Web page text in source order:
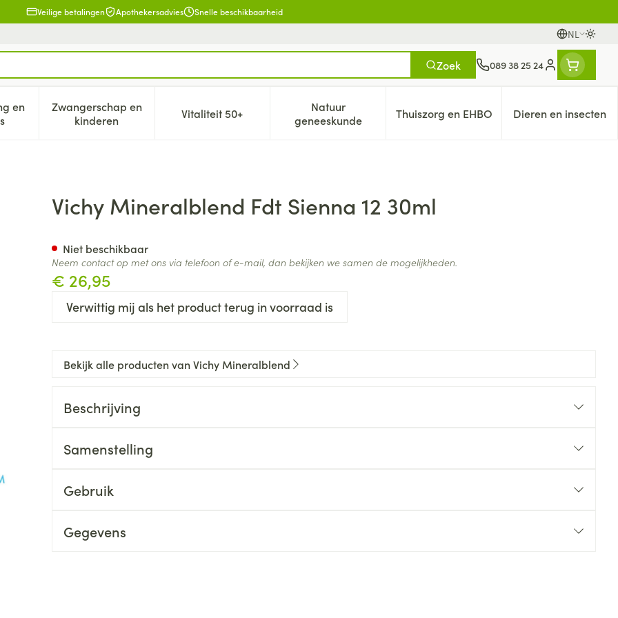
Veilige betalingen Apothekersadvies Snelle beschikbaarheid
NL
Talen
Zoek 089 38 25 24
Klant menu
verzorging en hygiëne categorie
en
submenu voor Dieet, voeding en vitamines categorie
Zwangerschap en
kinderenToon submenu voor Zwangerschap en kinderen categorie
Vitaliteit 50+Toon submenu voor Vitaliteit 50+ categorie
Natuur
geneeskundeToon submenu voor Natuur geneeskunde categorie
Thuiszorg en EHBOToon submenu voor Thuiszorg en
Dieren en insecten
Toon
12 30ml
Vichy Mineralblend Fdt Sienna 12 30ml
€ 26,95
Verwittig mij als het product terug in voorraad is
Niet beschikbaar
Neem contact op met ons via telefoon of e-mail, dan bekijken we samen de mogelijkheden.
Bekijk alle producten van Vichy Mineralblend
Beschrijving
Samenstelling
Gebruik
Gegevens